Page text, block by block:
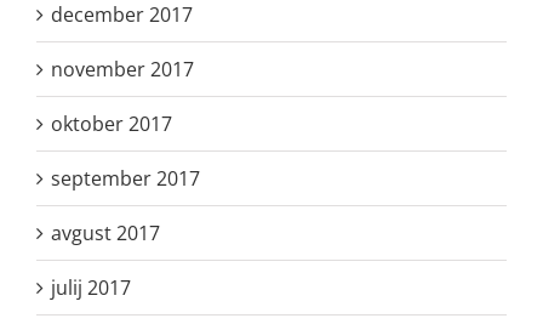
december 2017
november 2017
oktober 2017
september 2017
avgust 2017
julij 2017